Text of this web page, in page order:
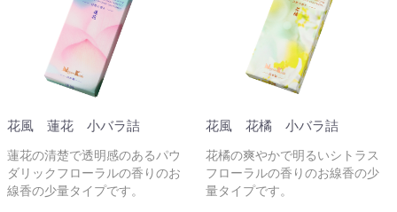
花風 蓮花 小バラ詰
蓮花の清楚で透明感のあるパウ
ダリックフローラルの香りのお
線香の少量タイプです。
花風 花橘 小バラ詰
花橘の爽やかで明るいシトラス
フローラルの香りのお線香の少
量タイプです。